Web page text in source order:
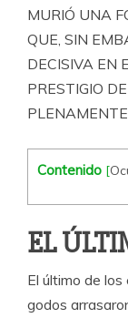
MURIÓ UNA
QUE, SIN
DECISIVA EN
PRESTIGIO
Contenido [
EL
El último de
godos